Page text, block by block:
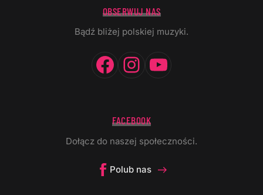
OBSERWUJ NAS
Bądź bliżej polskiej muzyki.
Facebook
Instagram
FACEBOOK
Dołącz do naszej społeczności.
Polub nas